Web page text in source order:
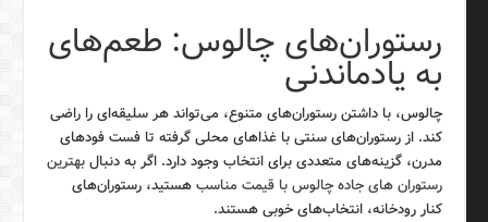
رستوران‌های چالوس: طعم‌های
به یادماندنی
چالوس، با داشتن رستوران‌های متنوع، می‌تواند هر سلیقه‌ای را راضی
کند. از رستوران‌های سنتی با غذاهای محلی گرفته تا فست فودهای
مدرن، گزینه‌های متعددی برای انتخاب وجود دارد. اگر به دنبالبهترین
رستوران های جاده چالوس با قیمت مناسبهستید، رستوران‌های
کنار رودخانه، انتخاب‌های خوبی هستند.